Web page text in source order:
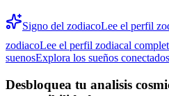
Signo del zodiacoLee el perfil
zodiacoLee el perfil zodiacal
suenosExplora los sueños
Desbloquea tu analisis